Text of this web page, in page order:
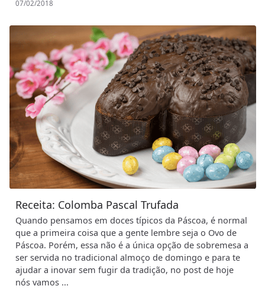
07/02/2018
Receita: Colomba Pascal Trufada
Quando pensamos em doces típicos da Páscoa, é normal
que a primeira coisa que a gente lembre seja o Ovo de
Páscoa. Porém, essa não é a única opção de sobremesa a
ser servida no tradicional almoço de domingo e para te
ajudar a inovar sem fugir da tradição, no post de hoje
nós vamos ...